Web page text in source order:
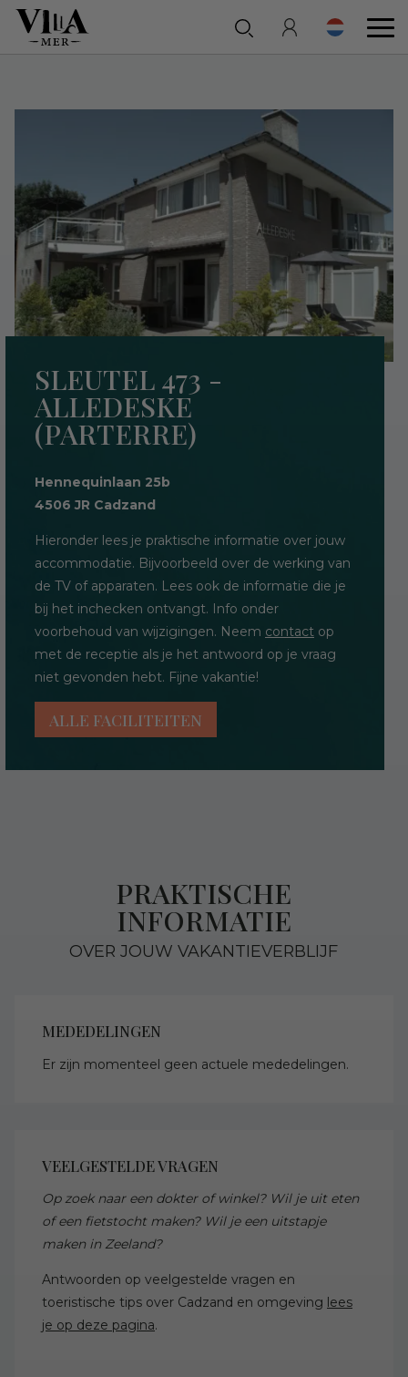
SLEUTEL 473 -
ALLEDESKE
(PARTERRE)
Hennequinlaan 25b
4506 JR Cadzand
Hieronder lees je praktische informatie over jouw
accommodatie. Bijvoorbeeld over de werking van
de TV of apparaten. Lees ook de informatie die je
bij het inchecken ontvangt. Info onder
voorbehoud van wijzigingen. Neem contact op
met de receptie als je het antwoord op je vraag
niet gevonden hebt. Fijne vakantie!
ALLE FACILITEITEN
PRAKTISCHE
INFORMATIE
OVER JOUW VAKANTIEVERBLIJF
MEDEDELINGEN
Er zijn momenteel geen actuele mededelingen.
VEELGESTELDE VRAGEN
Op zoek naar een dokter of winkel? Wil je uit eten
of een fietstocht maken? Wil je een uitstapje
maken in Zeeland?
Antwoorden op veelgestelde vragen en
toeristische tips over Cadzand en omgeving lees
je op deze pagina.